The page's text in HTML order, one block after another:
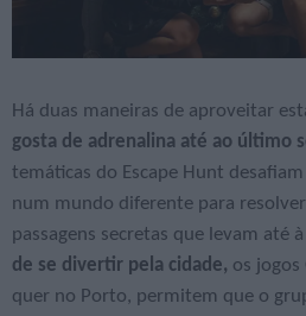
Há duas maneiras de aproveitar
gosta de adrenalina até ao último
temáticas do Escape Hunt
num mundo diferente para
passagens secretas que levam até
de se divertir pela cidade, os jogos
quer no Porto, permitem que o